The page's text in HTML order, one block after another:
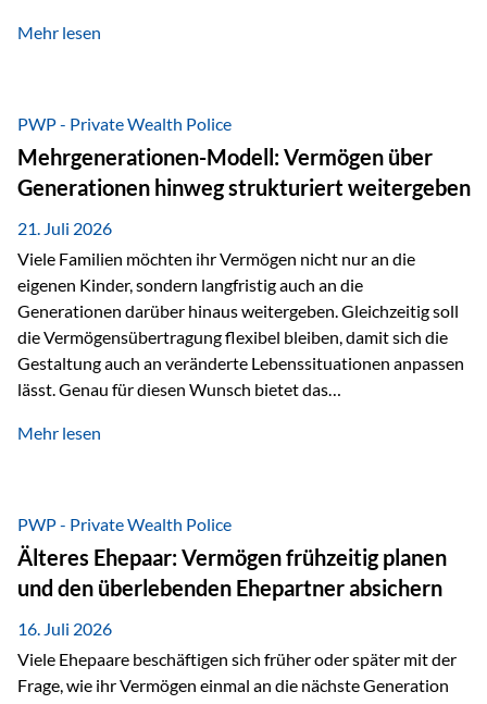
als Versicherungsnehmer einzusetzen, sowie eine
Abwicklung für Vertriebspartner deutlich effizienter
gestaltet. Anträge werden direkt elektronisch übermittelt,
Medienbrüche reduziert und die weitere Bearbeitung
beschleunigt. Ab sofort können auch juristische Personen,
wie Kapitalgesellschaften oder Stiftungen, als
Versicherungsnehmer eingesetzt werden. Damit erweitert
die Vienna-Life die Einsatzmöglichkeiten der Private Wealth
Police insbesondere für…
Mehr lesen
PWP - Private Wealth Police
Mehrgenerationen-Modell: Vermögen über
Generationen hinweg strukturiert weitergeben
21. Juli 2026
Viele Familien möchten ihr Vermögen nicht nur an die
eigenen Kinder, sondern langfristig auch an die
Generationen darüber hinaus weitergeben. Gleichzeitig soll
die Vermögensübertragung flexibel bleiben, damit sich die
Gestaltung auch an veränderte Lebenssituationen anpassen
lässt. Genau für diesen Wunsch bietet das
Vienna-Life eine interessante Lösung. Es ermöglicht,
Ausgangssituation Stellen Sie sich folgende Familie vor: Die
Großeltern haben über viele Jahre Vermögen aufgebaut. Ihr
Wunsch ist es, dieses Vermögen nicht nur den eigenen
Kindern, sondern langfristig auch den Enkeln zukommen zu…
Mehr lesen
PWP - Private Wealth Police
Älteres Ehepaar: Vermögen frühzeitig planen
und den überlebenden Ehepartner absichern
16. Juli 2026
Viele Ehepaare beschäftigen sich früher oder später mit der
Frage, wie ihr Vermögen einmal an die nächste Generation